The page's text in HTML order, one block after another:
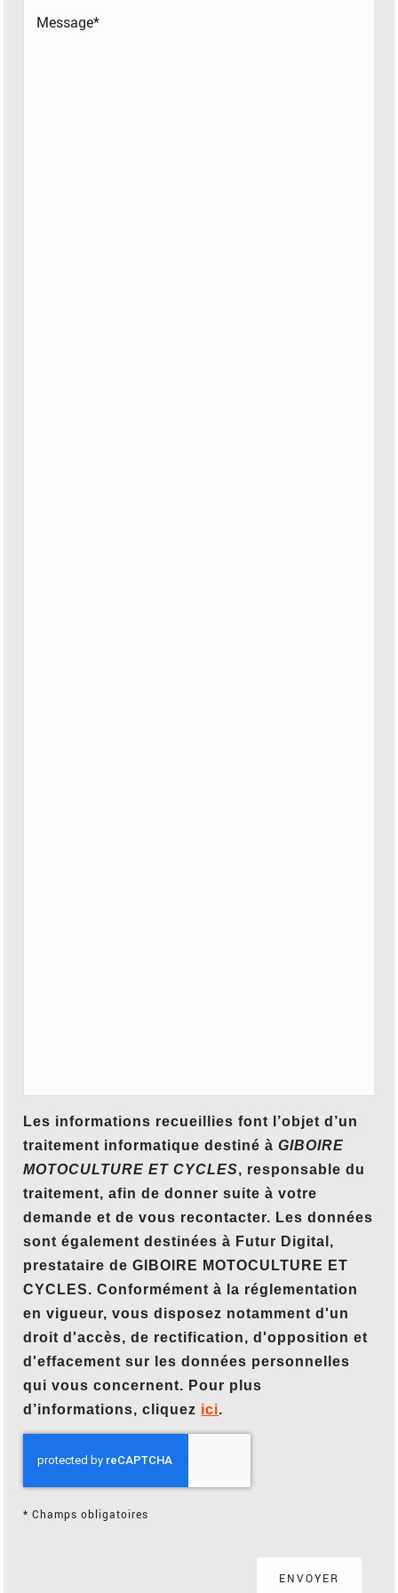
Les informations recueillies font l’objet d’un
traitement informatique destiné à GIBOIRE
MOTOCULTURE ET CYCLES, responsable du
traitement, afin de donner suite à votre
demande et de vous recontacter. Les données
sont également destinées à Futur Digital,
prestataire de GIBOIRE MOTOCULTURE ET
CYCLES. Conformément à la réglementation
en vigueur, vous disposez notamment d'un
droit d'accès, de rectification, d'opposition et
d'effacement sur les données personnelles
qui vous concernent. Pour plus
d’informations, cliquez ici.
*Champs obligatoires